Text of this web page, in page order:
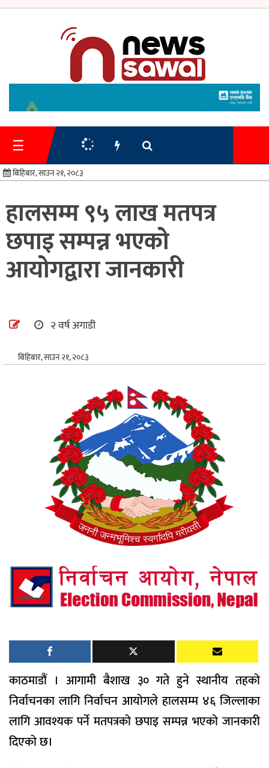
गृहपृष्ठ
समाचार
प्रशासन
स्वास्थ्य/
शिक्षा
मनोरन्जन
☰
बिहिबार, साउन २१, २०८३
हालसम्म ९५ लाख मतपत्र
छपाइ सम्पन्न भएको
आयोगद्वारा जानकारी
२ वर्ष अगाडी
बिहिबार, साउन २१, २०८३
काठमाडौं । आगामी बैशाख ३० गते हुने स्थानीय तहको
निर्वाचनका लागि निर्वाचन आयोगले हालसम्म ४६ जिल्लाका
लागि आवश्यक पर्ने मतपत्रको छपाइ सम्पन्न भएको जानकारी
दिएको छ।